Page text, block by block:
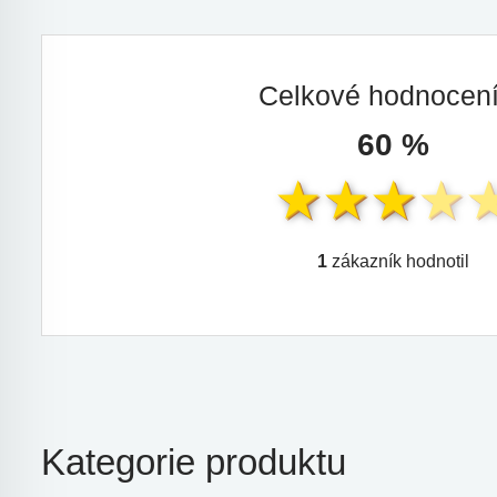
Celkové
60 %
1 zákazník hodnotil
Kategorie produktu